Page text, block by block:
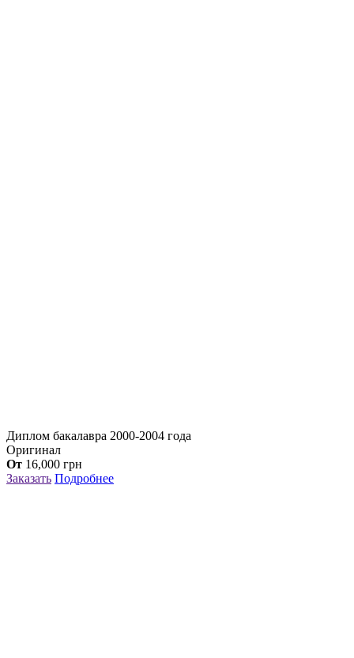
Диплом бакалавра 2000-2004 года
Оригинал
От 16,000 грн
Заказать Подробнее